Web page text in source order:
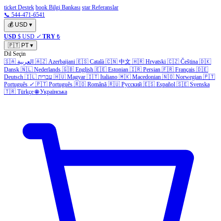
ticket Destek book Bilgi Bankası star Referanslar
📞 544-471-6541
💰 USD ▾
USD $ USD ✓ TRY ₺
🇵🇹 PT ▾
Dil Seçin
🇸🇦 العربية 🇦🇿 Azerbaijani 🇪🇸 Català 🇨🇳 中文 🇭🇷 Hrvatski 🇨🇿 Čeština 🇩🇰
Dansk 🇳🇱 Nederlands 🇬🇧 English 🇪🇪 Estonian 🇮🇷 Persian 🇫🇷 Français 🇩🇪
Deutsch 🇮🇱 עברית 🇭🇺 Magyar 🇮🇹 Italiano 🇲🇰 Macedonian 🇳🇴 Norwegian 🇵🇹
Português ✓ 🇵🇹 Português 🇷🇴 Română 🇷🇺 Русский 🇪🇸 Español 🇸🇪 Svenska
🇹🇷 Türkçe 🌐 Українська